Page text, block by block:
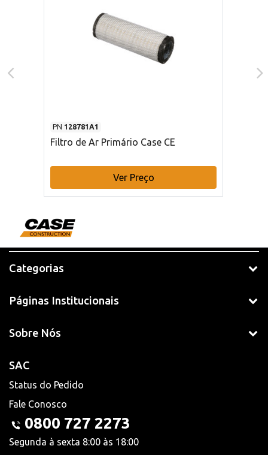
PN 128781A1
Filtro de Ar Primário Case CE
Ver Preço
Categorias
Páginas Institucionais
Sobre Nós
SAC
Status do Pedido
Fale Conosco
0800 727 2273
Segunda à sexta 8:00 às 18:00